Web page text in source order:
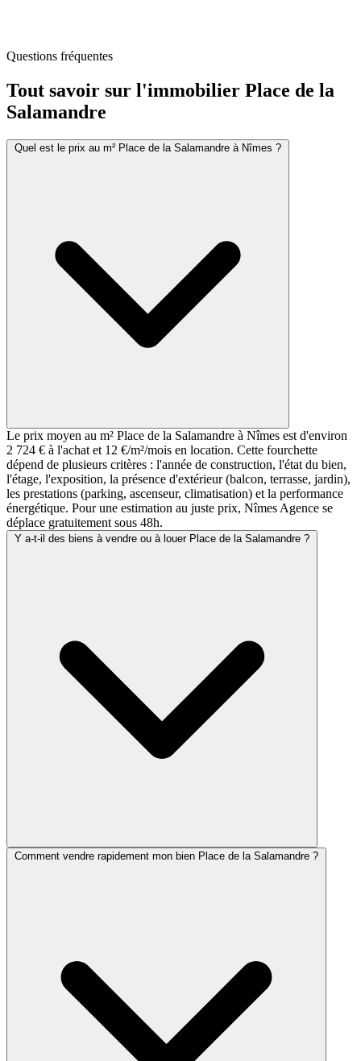
Questions fréquentes
Tout savoir sur l'immobilier Place de la
Salamandre
Quel est le prix au m² Place de la Salamandre à Nîmes ?
Le prix moyen au m² Place de la Salamandre à Nîmes est d'environ
2 724 € à l'achat et 12 €/m²/mois en location. Cette fourchette
dépend de plusieurs critères : l'année de construction, l'état du bien,
l'étage, l'exposition, la présence d'extérieur (balcon, terrasse, jardin),
les prestations (parking, ascenseur, climatisation) et la performance
énergétique. Pour une estimation au juste prix, Nîmes Agence se
déplace gratuitement sous 48h.
Y a-t-il des biens à vendre ou à louer Place de la Salamandre ?
Comment vendre rapidement mon bien Place de la Salamandre ?